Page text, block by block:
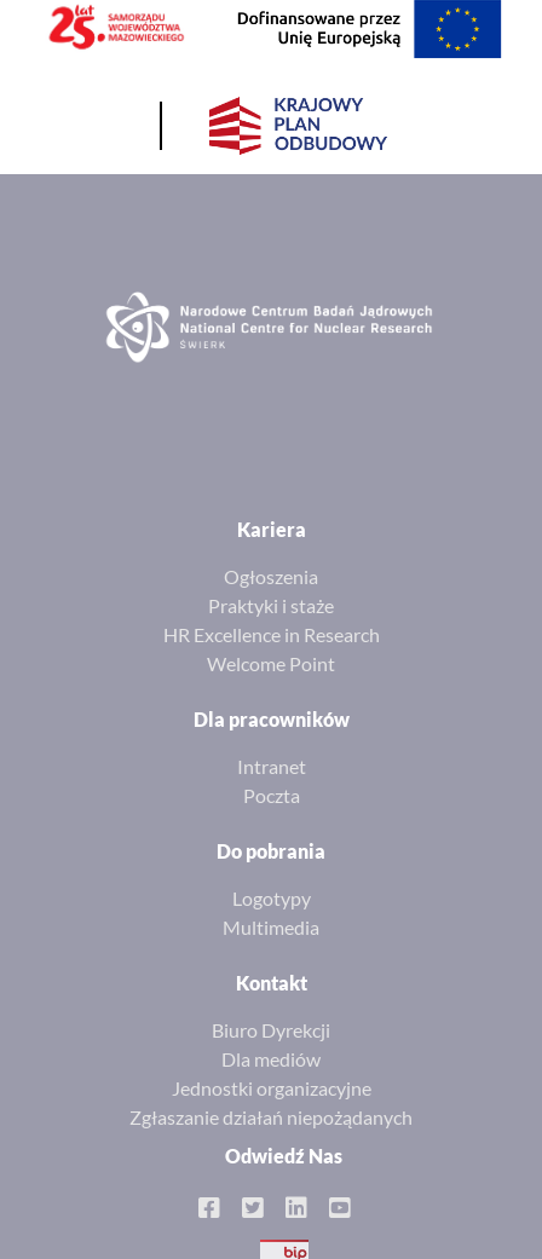
Kariera
Ogłoszenia
Praktyki i staże
HR Excellence in Research
Welcome Point
Dla pracowników
Intranet
Poczta
Do pobrania
Logotypy
Multimedia
Kontakt
Biuro Dyrekcji
Dla mediów
Jednostki organizacyjne
Zgłaszanie działań niepożądanych
Odwiedź Nas